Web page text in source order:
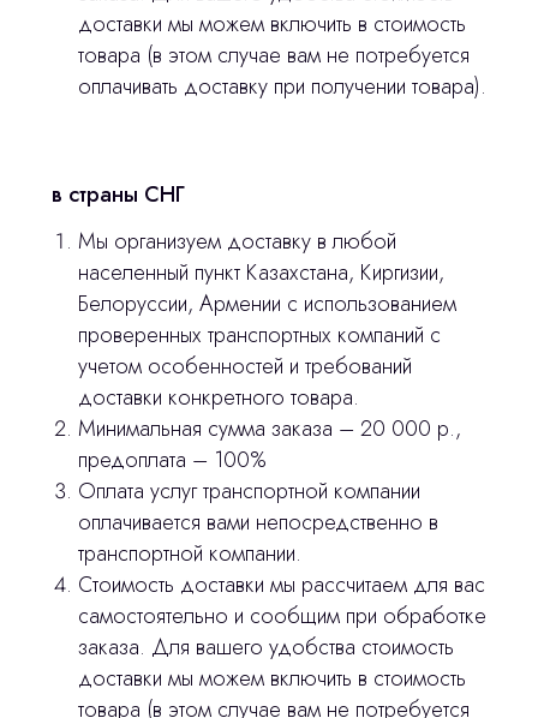
доставки мы можем включить в стоимость
товара (в этом случае вам не потребуется
оплачивать доставку при получении товара).
в страны СНГ
Мы организуем доставку в любой
населенный пункт Казахстана, Киргизии,
Белоруссии, Армении с использованием
проверенных транспортных компаний с
учетом особенностей и требований
доставки конкретного товара.
Минимальная сумма заказа – 20 000 р.,
предоплата – 100%
Оплата услуг транспортной компании
оплачивается вами непосредственно в
транспортной компании.
Стоимость доставки мы рассчитаем для вас
самостоятельно и сообщим при обработке
заказа. Для вашего удобства стоимость
доставки мы можем включить в стоимость
товара (в этом случае вам не потребуется
сделано
3D печать
Лицензирование
Изготовление хирургических шаблонов
Оплата и доставка
Политика конфиденциальности
stasicus